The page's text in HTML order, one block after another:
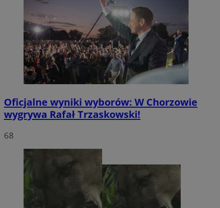
Oficjalne wyniki wyborów: W Chorzowie
wygrywa Rafał Trzaskowski!
68